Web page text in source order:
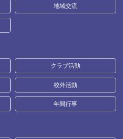
地域交流
クラブ活動
校外活動
年間行事